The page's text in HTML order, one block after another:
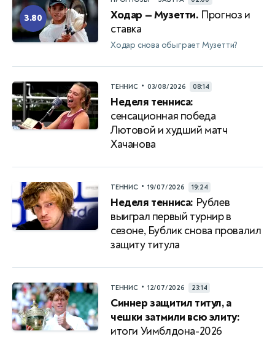
3.80 Ходар — Музетти. Прогноз и
ставка
Ходар снова обыграет Музетти?
ТЕННИС • 03/08/2026 08:14
Неделя тенниса:
сенсационная победа
Лютовой и худший матч
Хачанова
ТЕННИС • 19/07/2026 19:24
Неделя тенниса: Рублев
выиграл первый турнир в
сезоне, Бублик снова провалил
защиту титула
ТЕННИС • 12/07/2026 23:14
Синнер защитил титул, а
чешки затмили всю элиту:
итоги Уимблдона-2026